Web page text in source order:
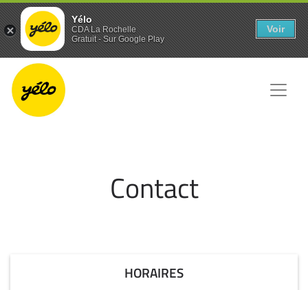
Contact
HORAIRES
Yélo
CDA La Rochelle
Gratuit - Sur Google Play
Voir
Panneau de gestion des cookies